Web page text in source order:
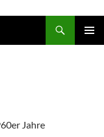
Jahre